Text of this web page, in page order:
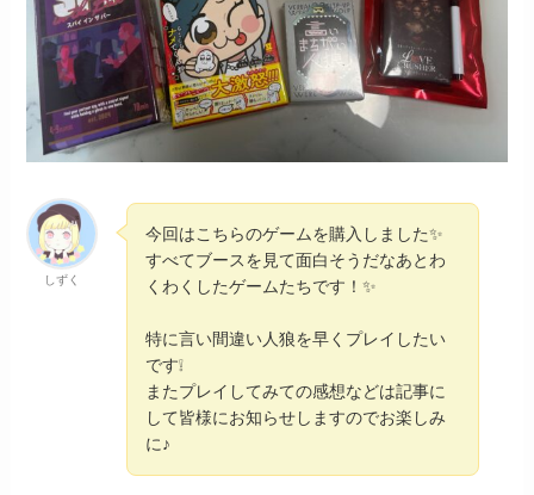
しずく
今回はこちらのゲームを購入しました✨
すべてブースを見て面白そうだなあとわ
くわくしたゲームたちです！✨
特に言い間違い人狼を早くプレイしたい
です❕
またプレイしてみての感想などは記事に
して皆様にお知らせしますのでお楽しみ
に♪